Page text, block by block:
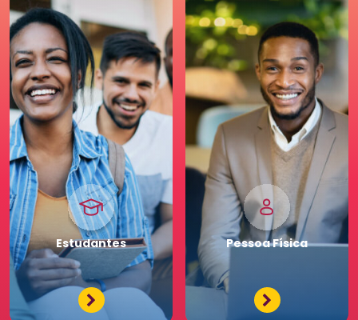
Estudantes PessoaFísica
PessoaJurídica
Premium
Tenha acessos exclusivos
e diferenciados da maior
comunidade de Recursos
Humanos. Conheça os
benefícios diferenciados